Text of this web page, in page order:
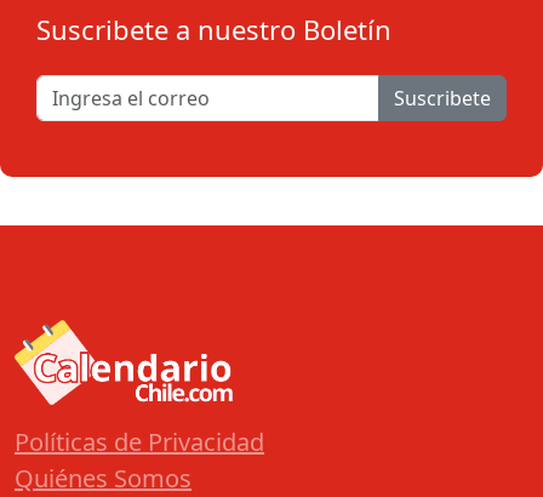
Suscribete a nuestro Boletín
Suscribete
Políticas de Privacidad
Quiénes Somos